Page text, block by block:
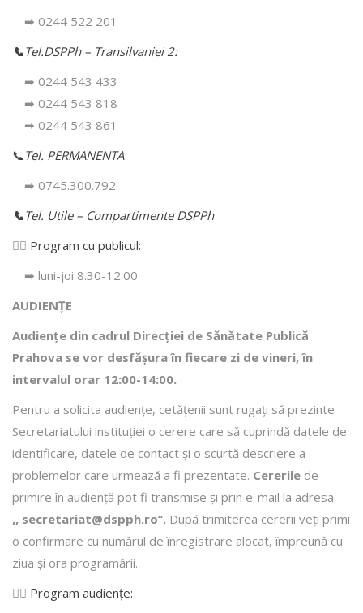
➡ 0244 522 201
📞Tel.DSPPh – Transilvaniei 2:
➡ 0244 543 433
➡ 0244 543 818
➡ 0244 543 861
📞 Tel. PERMANENTA
➡ 0745.300.792.
📞Tel. Utile – Compartimente DSPPh
👩‍⚕️ Program cu publicul:
➡ luni-joi 8.30-12.00
AUDIENȚE
Audiențe din cadrul Direcţiei de Sănătate Publică
Prahova se vor desfăşura în fiecare zi de vineri, în
intervalul orar 12:00-14:00.
Pentru a solicita audienţe, cetăţenii sunt rugaţi să prezinte
Secretariatului instituției o cerere care să cuprindă datele de
identificare, datele de contact şi o scurtă descriere a
problemelor care urmează a fi prezentate. Cererile de
primire în audienţă pot fi transmise şi prin e-mail la adresa
,, secretariat@dspph.ro’’. După trimiterea cererii veţi primi
o confirmare cu numărul de înregistrare alocat, împreună cu
ziua şi ora programării.
👩‍⚕️ Program audiențe: